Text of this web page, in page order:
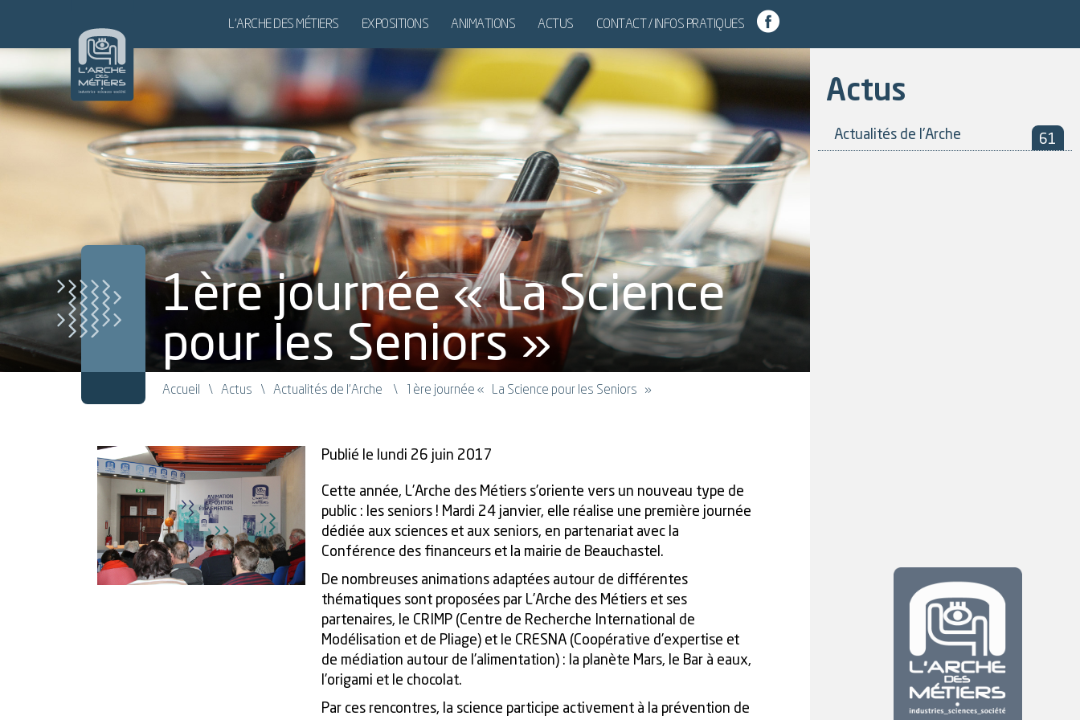
L’ARCHE DES MÉTIERS
L’ARCHE DES MÉTIERS,
NOS PARTENAIRES
POUR LES GROUPES
POUR LES SCOLAIRES
EXPOSITIONS
EXPOSITIONS
ITINÉRANTES
ANIMATIONS ACTUS CONTACT / INFOS PRATIQUES
1ère journée « La Science
pour les Seniors »
Accueil Actus Actualités de l'Arche 1ère journée « La Science pour les Seniors »
Publié le lundi 26 juin 2017
Cette année, L’Arche des Métiers s’oriente vers un nouveau type de
public : les seniors ! Mardi 24 janvier, elle réalise une première journée
dédiée aux sciences et aux seniors, en partenariat avec la
Conférence des financeurs et la mairie de Beauchastel.
De nombreuses animations adaptées autour de différentes
thématiques sont proposées par L’Arche des Métiers et ses
partenaires, le CRIMP (Centre de Recherche International de
Modélisation et de Pliage) et le CRESNA (Coopérative d’expertise et
de médiation autour de l’alimentation) : la planète Mars, le Bar à eaux,
l’origami et le chocolat.
Par ces rencontres, la science participe activement à la prévention de
Actus
Actualités de l'Arche 61